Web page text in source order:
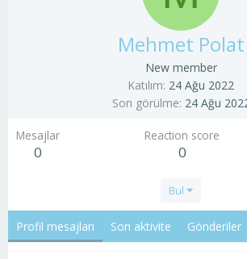
Mehmet Polat
New member
Katılım 24 Ağu 2022
Son görülme 24 Ağu
Mesajlar
0
Reaction score
0
Bul
Profil mesajları Son aktivite Gönderiler